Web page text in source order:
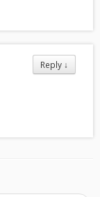
Reply ↓